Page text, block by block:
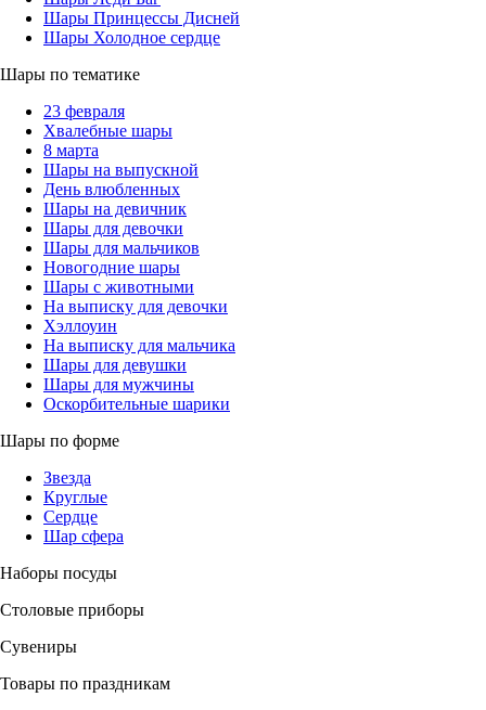
Шары Принцессы Дисней
Шары Холодное сердце
Шары по тематике
23 февраля
Хвалебные шары
8 марта
Шары на выпускной
День влюбленных
Шары на девичник
Шары для девочки
Шары для мальчиков
Новогодние шары
Шары с животными
На выписку для девочки
Хэллоуин
На выписку для мальчика
Шары для девушки
Шары для мужчины
Оскорбительные шарики
Шары по форме
Звезда
Круглые
Сердце
Шар сфера
Наборы посуды
Столовые приборы
Сувениры
Товары по праздникам